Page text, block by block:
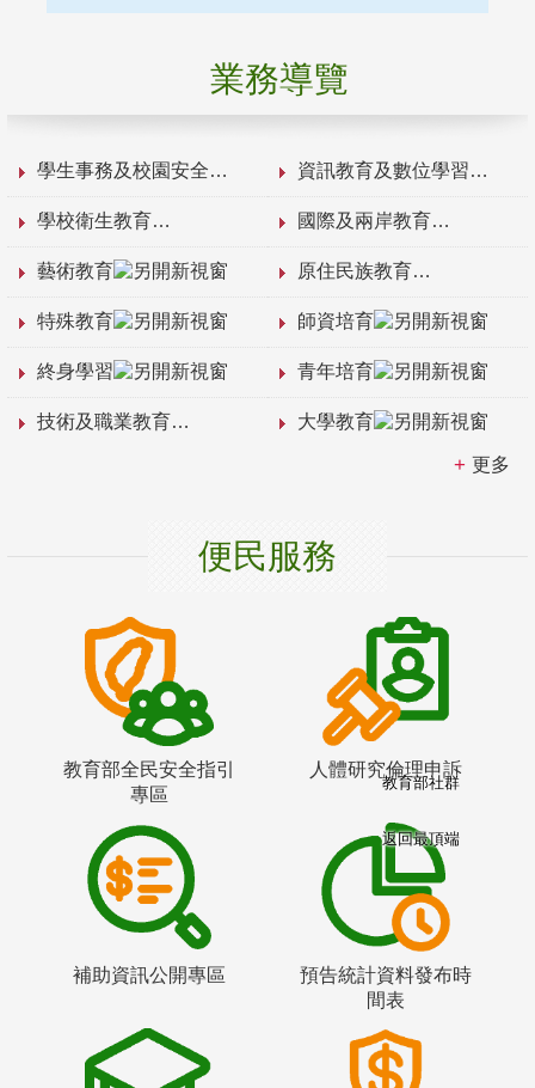
業務導覽
學生事務及校園安全 資訊教育及數位學習
學校衛生教育 國際及兩岸教育
藝術教育 原住民族教育
特殊教育 師資培育
終身學習 青年培育
技術及職業教育 大學教育
更多
便民服務
教育部全民安全指引
專區
人體研究倫理申訴
補助資訊公開專區
預告統計資料發布時
間表
教育部社群
返回最頂端